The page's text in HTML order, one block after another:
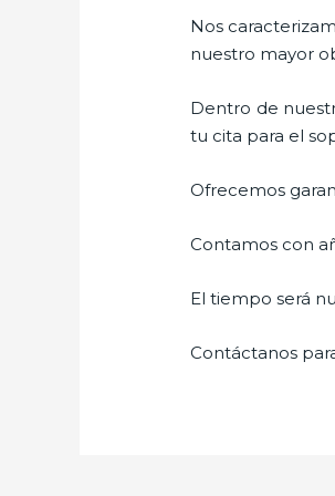
Nos
nuestro mayor
Dentro de
tu cita para el
Ofrecemos
Contamos con
El tiempo será
Contáctanos